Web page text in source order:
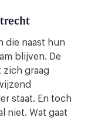
die naast hun
blijven. De
zich graag
staat. En toch
niet. Wat gaat